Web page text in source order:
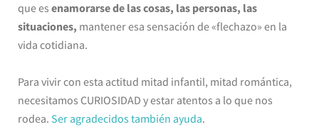
que es enamorarse de las cosas, las personas, las
situaciones, mantener esa sensación de «flechazo» en la
vida cotidiana.
Para vivir con esta actitud mitad infantil, mitad romántica,
necesitamos CURIOSIDAD y estar atentos a lo que nos
rodea. Ser agradecidos también ayuda.